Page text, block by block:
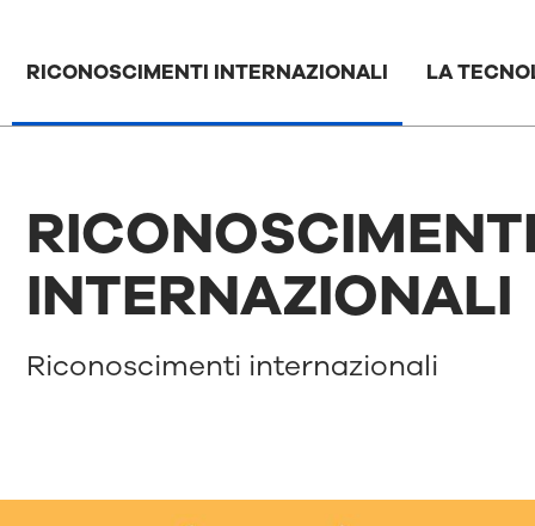
RICONOSCIMENTI INTERNAZIONALI LA
INTERNAZIONALI
Riconoscimenti internazionali